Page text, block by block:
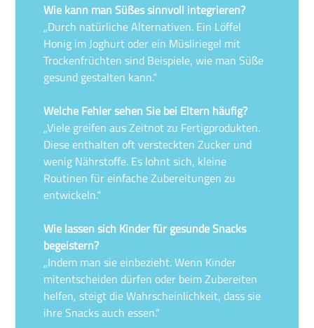
Wie kann man Süßes sinnvoll integrieren?
„Durch natürliche Alternativen. Ein Löffel
Honig im Joghurt oder ein Müsliriegel mit
Trockenfrüchten sind Beispiele, wie man Süße
gesund gestalten kann.“
Welche Fehler sehen Sie bei Eltern häufig?
„Viele greifen aus Zeitnot zu Fertigprodukten.
Diese enthalten oft versteckten Zucker und
wenig Nährstoffe. Es lohnt sich, kleine
Routinen für einfache Zubereitungen zu
entwickeln.“
Wie lassen sich Kinder für gesunde Snacks
begeistern?
„Indem man sie einbezieht. Wenn Kinder
mitentscheiden dürfen oder beim Zubereiten
helfen, steigt die Wahrscheinlichkeit, dass sie
ihre Snacks auch essen.“